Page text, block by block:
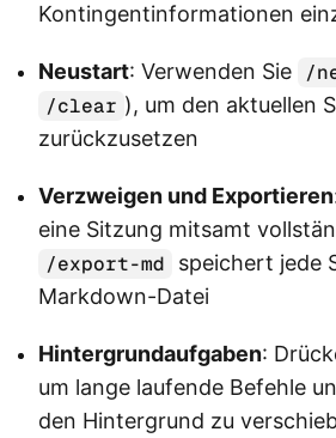
Kontingentinformationen
Neustart: Verwenden Sie /
/clear ), um den aktuellen
zurückzusetzen
Verzweigen und Exportieren
eine Sitzung mitsamt
/export-md
speichert jede
Markdown-Datei
Hintergrundaufgaben:
um lange laufende Befehle
den Hintergrund zu